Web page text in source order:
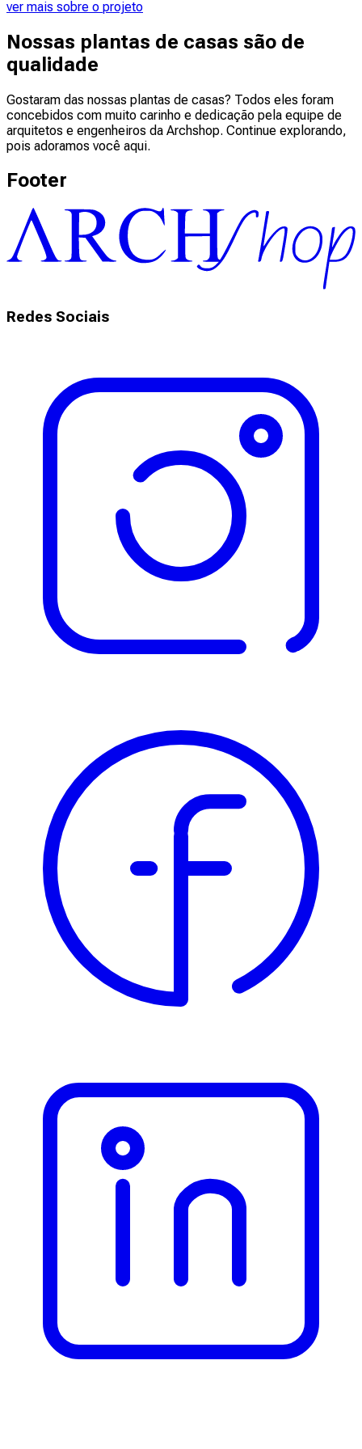
ver mais sobre o projeto
Nossas plantas de casas são de
qualidade
Gostaram das nossas plantas de casas? Todos eles foram
concebidos com muito carinho e dedicação pela equipe de
arquitetos e engenheiros da Archshop. Continue explorando,
pois adoramos você aqui.
Footer
Redes Sociais